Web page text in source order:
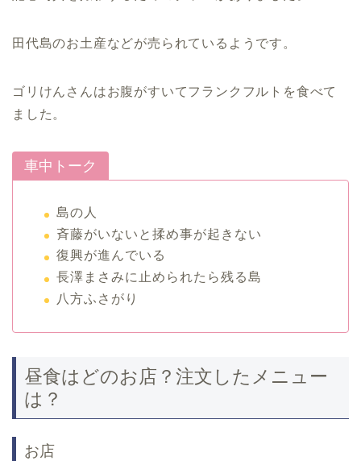
田代島のお土産などが売られているようです。
ゴリけんさんはお腹がすいてフランクフルトを食べて
ました。
車中トーク
島の人
斉藤がいないと揉め事が起きない
復興が進んでいる
長澤まさみに止められたら残る島
八方ふさがり
昼食はどのお店？注文したメニュー
は？
お店